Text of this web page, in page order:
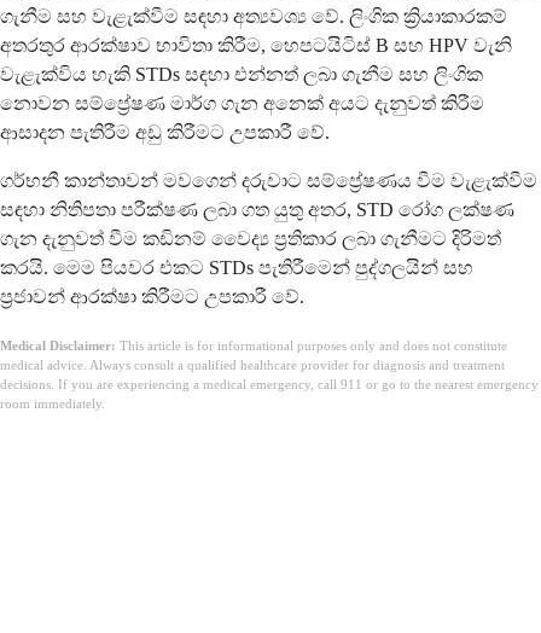
ගැනීම සහ වැළැක්වීම සඳහා අත්‍යවශ්‍ය වේ. ලිංගික ක්‍රියාකාරකම්
අතරතුර ආරක්ෂාව භාවිතා කිරීම, හෙපටයිටිස් B සහ HPV වැනි
වැළැක්විය හැකි STDs සඳහා එන්නත් ලබා ගැනීම සහ ලිංගික
නොවන සම්ප්‍රේෂණ මාර්ග ගැන අනෙක් අයට දැනුවත් කිරීම
ආසාදන පැතිරීම අඩු කිරීමට උපකාරී වේ.
ගර්භනී කාන්තාවන් මවගෙන් දරුවාට සම්ප්‍රේෂණය වීම වැළැක්වීම
සඳහා නිතිපතා පරීක්ෂණ ලබා ගත යුතු අතර, STD රෝග ලක්ෂණ
ගැන දැනුවත් වීම කඩිනම් වෛද්‍ය ප්‍රතිකාර ලබා ගැනීමට දිරිමත්
කරයි. මෙම පියවර එකට STDs පැතිරීමෙන් පුද්ගලයින් සහ
ප්‍රජාවන් ආරක්ෂා කිරීමට උපකාරී වේ.
Medical Disclaimer: This article is for informational purposes only and does not constitute
medical advice. Always consult a qualified healthcare provider for diagnosis and treatment
decisions. If you are experiencing a medical emergency, call 911 or go to the nearest emergency
room immediately.